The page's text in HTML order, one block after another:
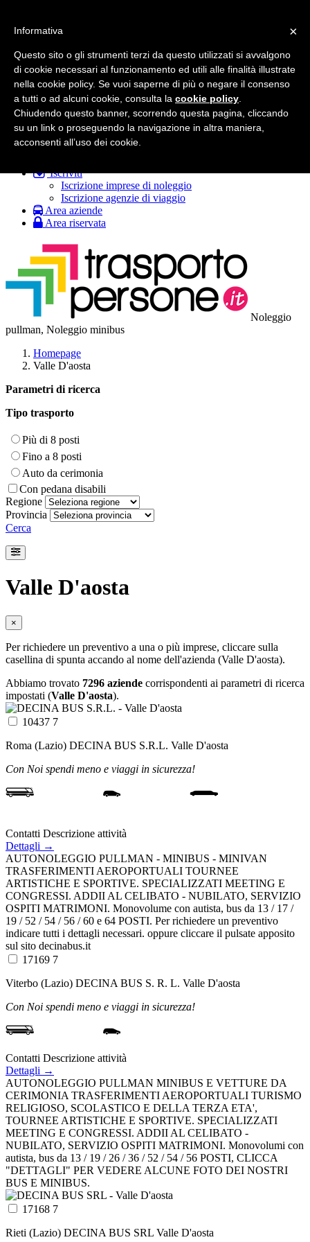
Pacchetti
Servizi utili
Emergenza h24
Veicoli usati
Informazioni
Chi siamo
Cosa facciamo
FAQ
FAQ (agenzie di viaggio)
Contattaci
Iscriviti
Iscrizione imprese di noleggio
Iscrizione agenzie di viaggio
Area aziende
Area riservata
Noleggio
pullman, Noleggio minibus
Homepage
Valle D'aosta
Parametri di ricerca
Tipo trasporto
Più di 8 posti
Fino a 8 posti
Auto da cerimonia
Con pedana disabili
Regione
Provincia
Cerca
Valle D'aosta
×
Per richiedere un preventivo a una o più imprese, cliccare sulla
casellina di spunta accando al nome dell'azienda (Valle D'aosta).
Abbiamo trovato 7296 aziende corrispondenti ai parametri di ricerca
impostati (Valle D'aosta).
10437 7
Roma (Lazio) DECINA BUS S.R.L. Valle D'aosta
Con Noi spendi meno e viaggi in sicurezza!
Contatti Descrizione attività
Dettagli →
AUTONOLEGGIO PULLMAN - MINIBUS - MINIVAN
TRASFERIMENTI AEROPORTUALI TOURNEE
ARTISTICHE E SPORTIVE. SPECIALIZZATI MEETING E
CONGRESSI. ADDII AL CELIBATO - NUBILATO, SERVIZIO
OSPITI MATRIMONI. Monovolume con autista, bus da 13 / 17 /
19 / 52 / 54 / 56 / 60 e 64 POSTI. Per richiedere un preventivo
indicare tutti i dettagli necessari. oppure cliccare il pulsate apposito
sul sito decinabus.it
17169 7
Viterbo (Lazio) DECINA BUS S. R. L. Valle D'aosta
Con Noi spendi meno e viaggi in sicurezza!
Contatti Descrizione attività
Dettagli →
AUTONOLEGGIO PULLMAN MINIBUS E VETTURE DA
CERIMONIA TRASFERIMENTI AEROPORTUALI TURISMO
RELIGIOSO, SCOLASTICO E DELLA TERZA ETA',
TOURNEE ARTISTICHE E SPORTIVE. SPECIALIZZATI
MEETING E CONGRESSI. ADDII AL CELIBATO -
NUBILATO, SERVIZIO OSPITI MATRIMONI. Monovolumi con
autista, bus da 13 / 19 / 26 / 36 / 52 / 54 / 56 POSTI, CLICCA
"DETTAGLI" PER VEDERE ALCUNE FOTO DEI NOSTRI
BUS E MINIBUS.
17168 7
Rieti (Lazio) DECINA BUS SRL Valle D'aosta
×
Informativa
Questo sito o gli strumenti terzi da questo utilizzati si avvalgono
di cookie necessari al funzionamento ed utili alle finalità illustrate
nella cookie policy. Se vuoi saperne di più o negare il consenso
a tutti o ad alcuni cookie, consulta la cookie policy
Chiudendo questo banner, scorrendo questa pagina, cliccando
su un link o proseguendo la navigazione in altra maniera,
acconsenti all’uso dei cookie.